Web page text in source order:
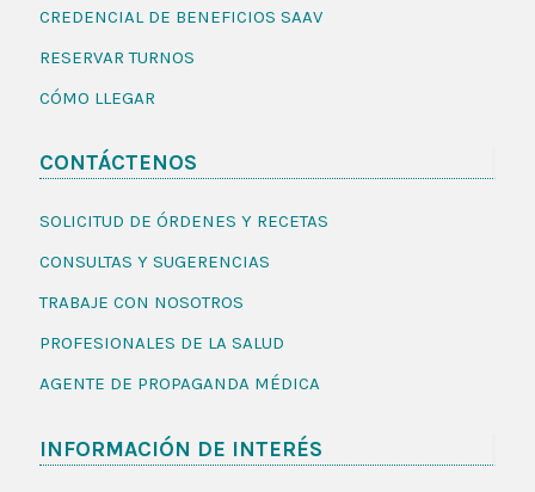
CREDENCIAL DE BENEFICIOS SAAV
RESERVAR TURNOS
CÓMO LLEGAR
CONTÁCTENOS
SOLICITUD DE ÓRDENES Y RECETAS
CONSULTAS Y SUGERENCIAS
TRABAJE CON NOSOTROS
PROFESIONALES DE LA SALUD
AGENTE DE PROPAGANDA MÉDICA
INFORMACIÓN DE INTERÉS